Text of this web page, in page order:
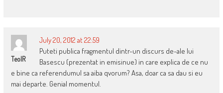
TeoIR
July 20, 2012 at 22:59
Puteti publica fragmentul dintr-un discurs de-ale lui
Basescu (prezentat in emisinue) in care explica de ce nu
e bine ca referendumul sa aiba qvorum? Asa, doar ca sa dau si eu
mai departe. Genial momentul.